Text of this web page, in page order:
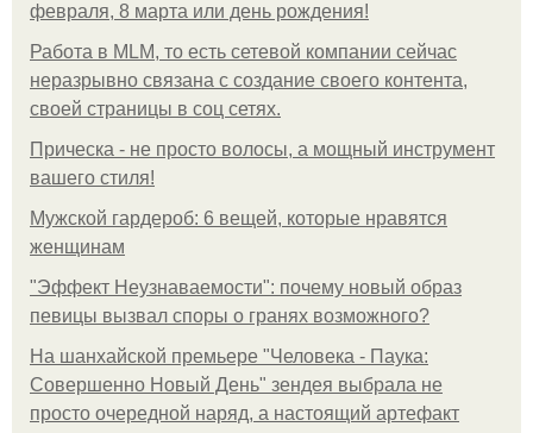
февраля, 8 марта или день рождения!
Работа в MLM, то есть сетевой компании сейчас
неразрывно связана с создание своего контента,
своей страницы в соц сетях.
Прическа - не просто волосы, а мощный инструмент
вашего стиля!
Мужской гардероб: 6 вещей, которые нравятся
женщинам
"Эффект Неузнаваемости": почему новый образ
певицы вызвал споры о гранях возможного?
На шанхайской премьере "Человека - Паука:
Совершенно Новый День" зендея выбрала не
просто очередной наряд, а настоящий артефакт